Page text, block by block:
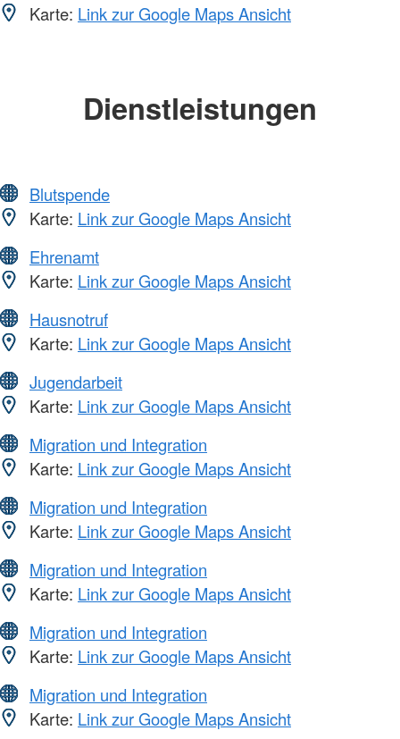
Karte: Link zur Google Maps Ansicht
Dienstleistungen
Blutspende
Karte: Link zur Google Maps Ansicht
Ehrenamt
Karte: Link zur Google Maps Ansicht
Hausnotruf
Karte: Link zur Google Maps Ansicht
Jugendarbeit
Karte: Link zur Google Maps Ansicht
Migration und Integration
Karte: Link zur Google Maps Ansicht
Migration und Integration
Karte: Link zur Google Maps Ansicht
Migration und Integration
Karte: Link zur Google Maps Ansicht
Migration und Integration
Karte: Link zur Google Maps Ansicht
Migration und Integration
Karte: Link zur Google Maps Ansicht